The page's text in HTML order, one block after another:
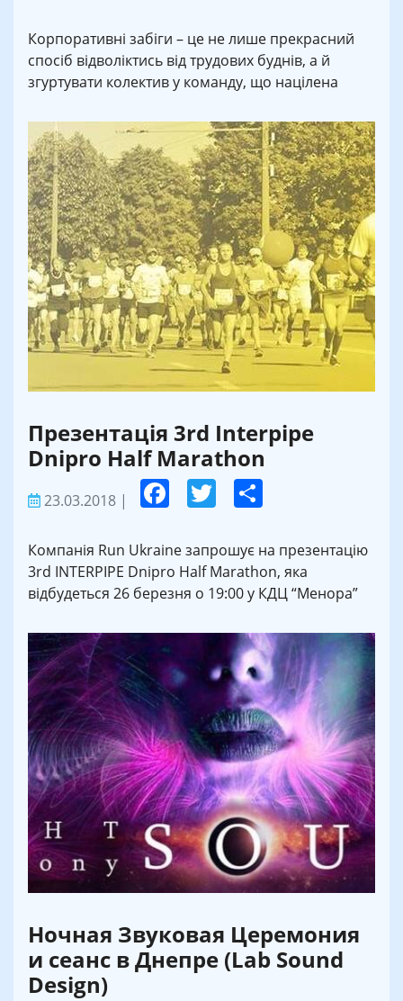
Корпоративні забіги – це не лише прекрасний
спосіб відволіктись від трудових буднів, а й
згуртувати колектив у команду, що націлена
Презентація 3rd Interpipe
Dnipro Half Marathon
23.03.2018 |
Компанія Run Ukraine запрошує на презентацію
3rd INTERPIPE Dnipro Half Marathon, яка
відбудеться 26 березня о 19:00 у КДЦ “Менора”
Ночная Звуковая Церемония
и сеанс в Днепре (Lab Sound
Design)